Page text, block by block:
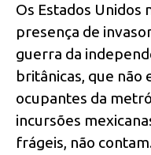
Os Estados Unidos
presença de
guerra da
britânicas, que não
ocupantes da
incursões
frágeis, não